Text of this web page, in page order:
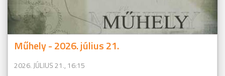
Műhely - 2026. július 21.
2026. JÚLIUS 21., 16:15